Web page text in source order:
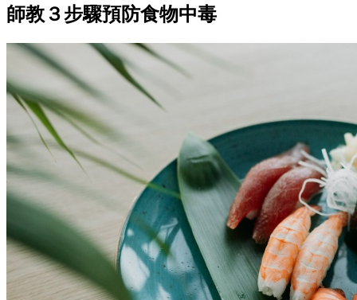
師教３步驟預防食物中毒